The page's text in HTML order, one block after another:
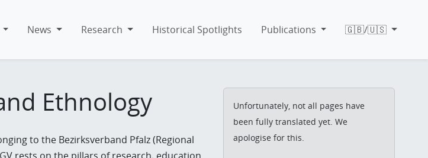
News Research Historical Spotlights Publications 🇬🇧/🇺🇸
Unfortunately, not all pages have
been fully translated yet. We
apologise for this.
Ethnology
to the Bezirksverband Pfalz (Regional